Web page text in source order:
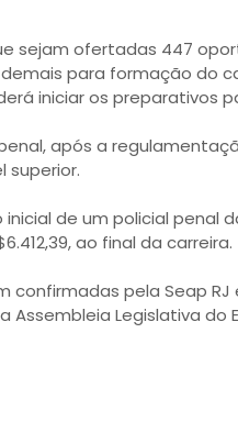
sejam ofertadas 447
para formação do
iniciar os preparativos
após a
superior.
de um policial penal
ao final da carreira.
confirmadas pela Seap
Assembleia Legislativa